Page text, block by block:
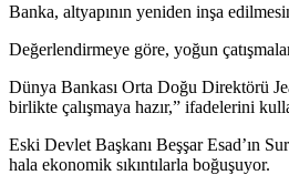
Banka, altyapının yeniden inşa
Değerlendirmeye göre, yoğun
Dünya Bankası Orta Doğu Direktörü
birlikte çalışmaya hazır,” ifadelerini
Eski Devlet Başkanı Beşşar Esad’ın
hala ekonomik sıkıntılarla boğuşuyor.